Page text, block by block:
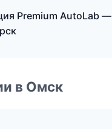
Premium AutoLab —
в Омск